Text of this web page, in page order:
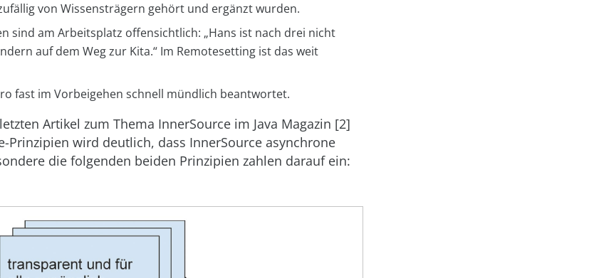
von Wissensträgern gehört und ergänzt wurden.
sind am Arbeitsplatz offensichtlich: „Hans ist nach drei nicht
auf dem Weg zur Kita.“ Im Remotesetting ist das weit
fast im Vorbeigehen schnell mündlich beantwortet.
Artikel zum Thema InnerSource im Java Magazin [2]
Prinzipien wird deutlich, dass InnerSource asynchrone
die folgenden beiden Prinzipien zahlen darauf ein: